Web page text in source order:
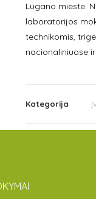
Lugano mieste.
laboratorijos
technikomis,
nacionaliniuose
Kategorija